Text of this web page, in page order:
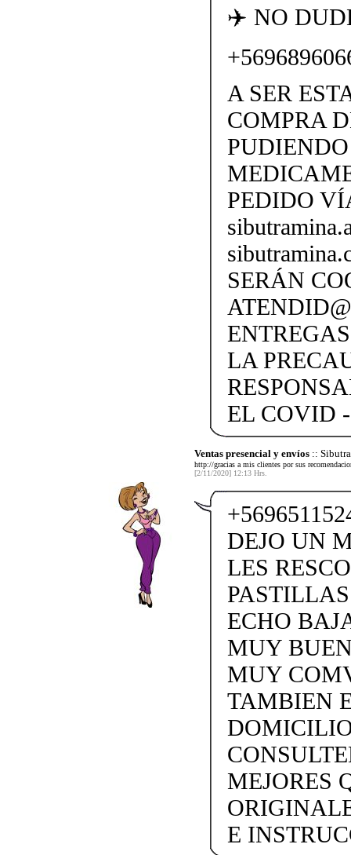
✈️ NO
A SER
COMPRA
PEDIDO
SERÁN
LA
EL COVID
Ventas presencial y envíos ::
http://gracias a mis clientes por sus
[2/11/2020] 12:13 Hrs.
DEJO UN
LES
ECHO
MUY
MUY
TAMBIEN
MEJORES
E